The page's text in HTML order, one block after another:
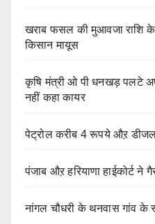
खराब फसल की मुआवजा राशि
किसान मायूस
कृषि मंत्री ओ पी धनखड़ पलटे
नहीं कहा कायर
पेट्रोल करीब 4 रूपये औऱ
पंजाब औऱ हरियाणा हाईकोर्ट
नांगल चौधरी के थनवास गांव के